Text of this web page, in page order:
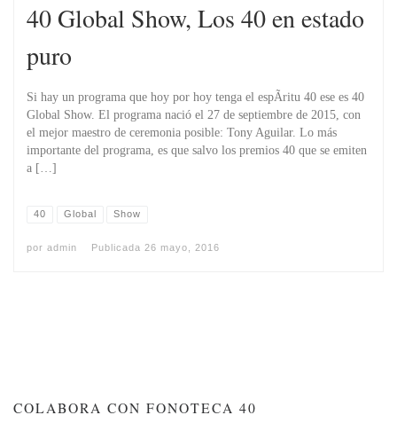
40 Global Show, Los 40 en estado
puro
Si hay un programa que hoy por hoy tenga el espÃ­ritu 40 ese es 40
Global Show. El programa nació el 27 de septiembre de 2015, con
el mejor maestro de ceremonia posible: Tony Aguilar. Lo más
importante del programa, es que salvo los premios 40 que se emiten
a […]
40 Global Show
por admin Publicada 26 mayo, 2016
COLABORA CON FONOTECA 40